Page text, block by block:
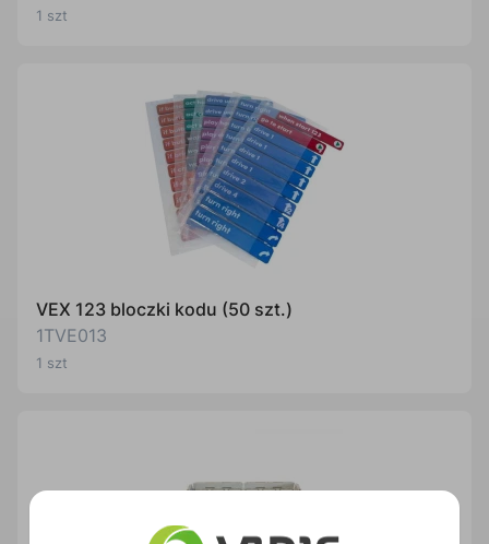
1 szt
VEX 123 bloczki kodu (50 szt.)
1TVE013
1 szt